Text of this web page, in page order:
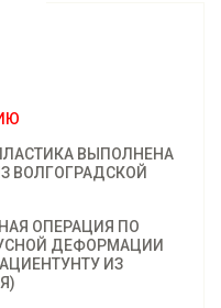
ВЫПОЛНЕНА
ВОЛГОГРАДСКОЙ
ОПЕРАЦИЯ ПО
ДЕФОРМАЦИИ
ИЗ